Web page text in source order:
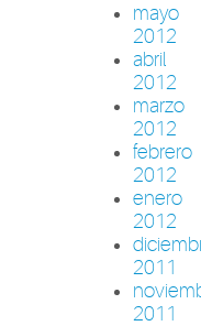
mayo
2012
abril
2012
marzo
2012
febrero
2012
enero
2012
2011
2011